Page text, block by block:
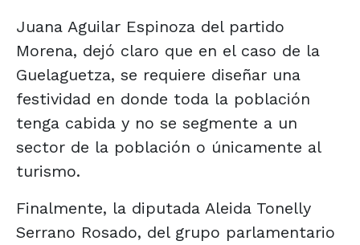
Juana Aguilar Espinoza del partido
Morena, dejó claro que en el caso de la
Guelaguetza, se requiere diseñar una
festividad en donde toda la población
tenga cabida y no se segmente a un
sector de la población o únicamente al
turismo.
Finalmente, la diputada Aleida Tonelly
Serrano Rosado, del grupo parlamentario